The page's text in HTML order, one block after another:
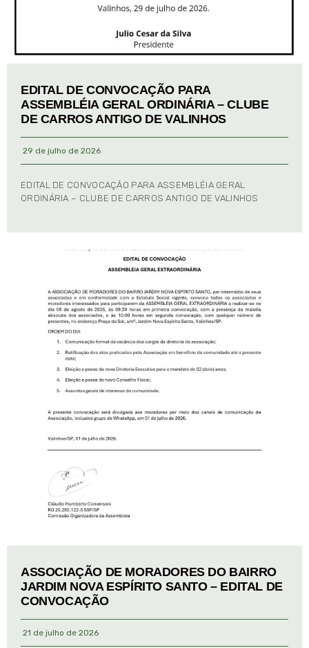
EDITAL DE CONVOCAÇÃO PARA
ASSEMBLÉIA GERAL ORDINÁRIA – CLUBE
DE CARROS ANTIGO DE VALINHOS
29 de julho de 2026
EDITAL DE CONVOCAÇÃO PARA ASSEMBLÉIA GERAL
ORDINÁRIA – CLUBE DE CARROS ANTIGO DE VALINHOS
ASSOCIAÇÃO DE MORADORES DO BAIRRO
JARDIM NOVA ESPÍRITO SANTO – EDITAL DE
CONVOCAÇÃO
21 de julho de 2026